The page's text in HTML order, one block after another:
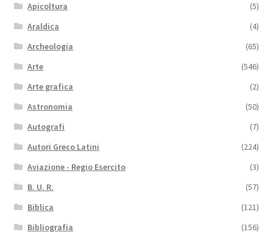
Apicoltura
(5)
Araldica
(4)
Archeologia
(65)
Arte
(546)
Arte grafica
(2)
Astronomia
(50)
Autografi
(7)
Autori Greco Latini
(224)
Aviazione - Regio Esercito
(3)
B. U. R.
(57)
Biblica
(121)
Bibliografia
(156)